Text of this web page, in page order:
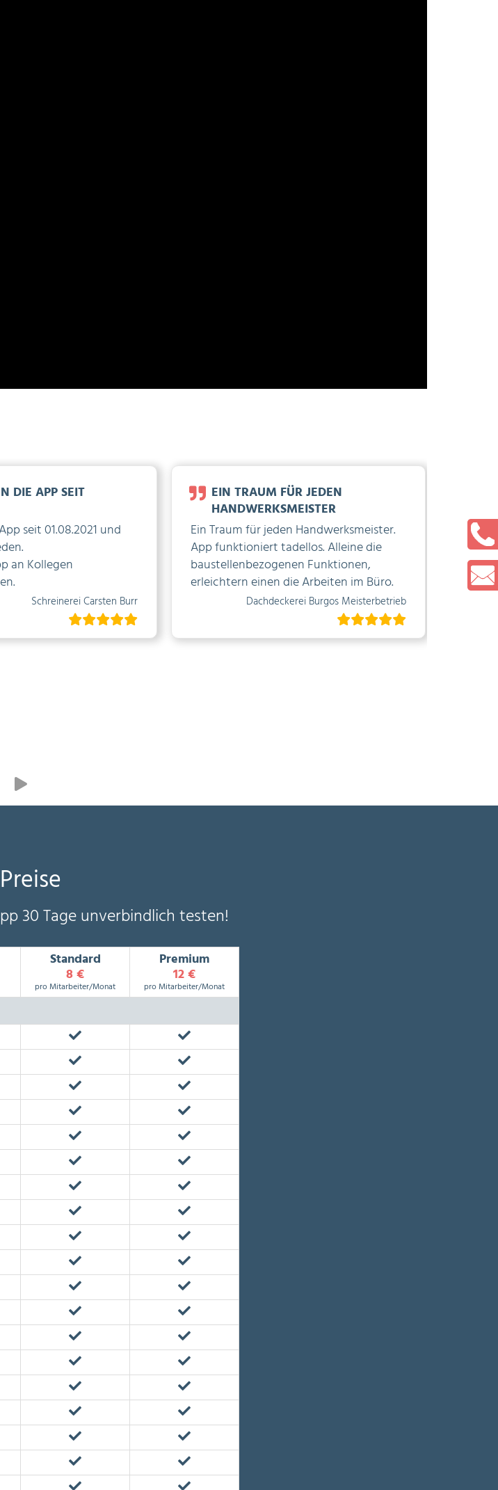
DIE APP SEIT
seit 01.08.2021 und
an Kollegen
Schreinerei Carsten Burr
EIN TRAUM FÜR JEDEN
HANDWERKSMEISTER
Ein Traum für jeden Handwerksmeister.
App funktioniert tadellos. Alleine die
baustellenbezogenen Funktionen,
erleichtern einen die Arbeiten im Büro.
Dachdeckerei Burgos Meisterbetrieb
für
Wird
Slide
Preise
30 Tage unverbindlich testen!
Standard
8 €
pro Mitarbeiter/Monat
Premium
12 €
pro Mitarbeiter/Monat